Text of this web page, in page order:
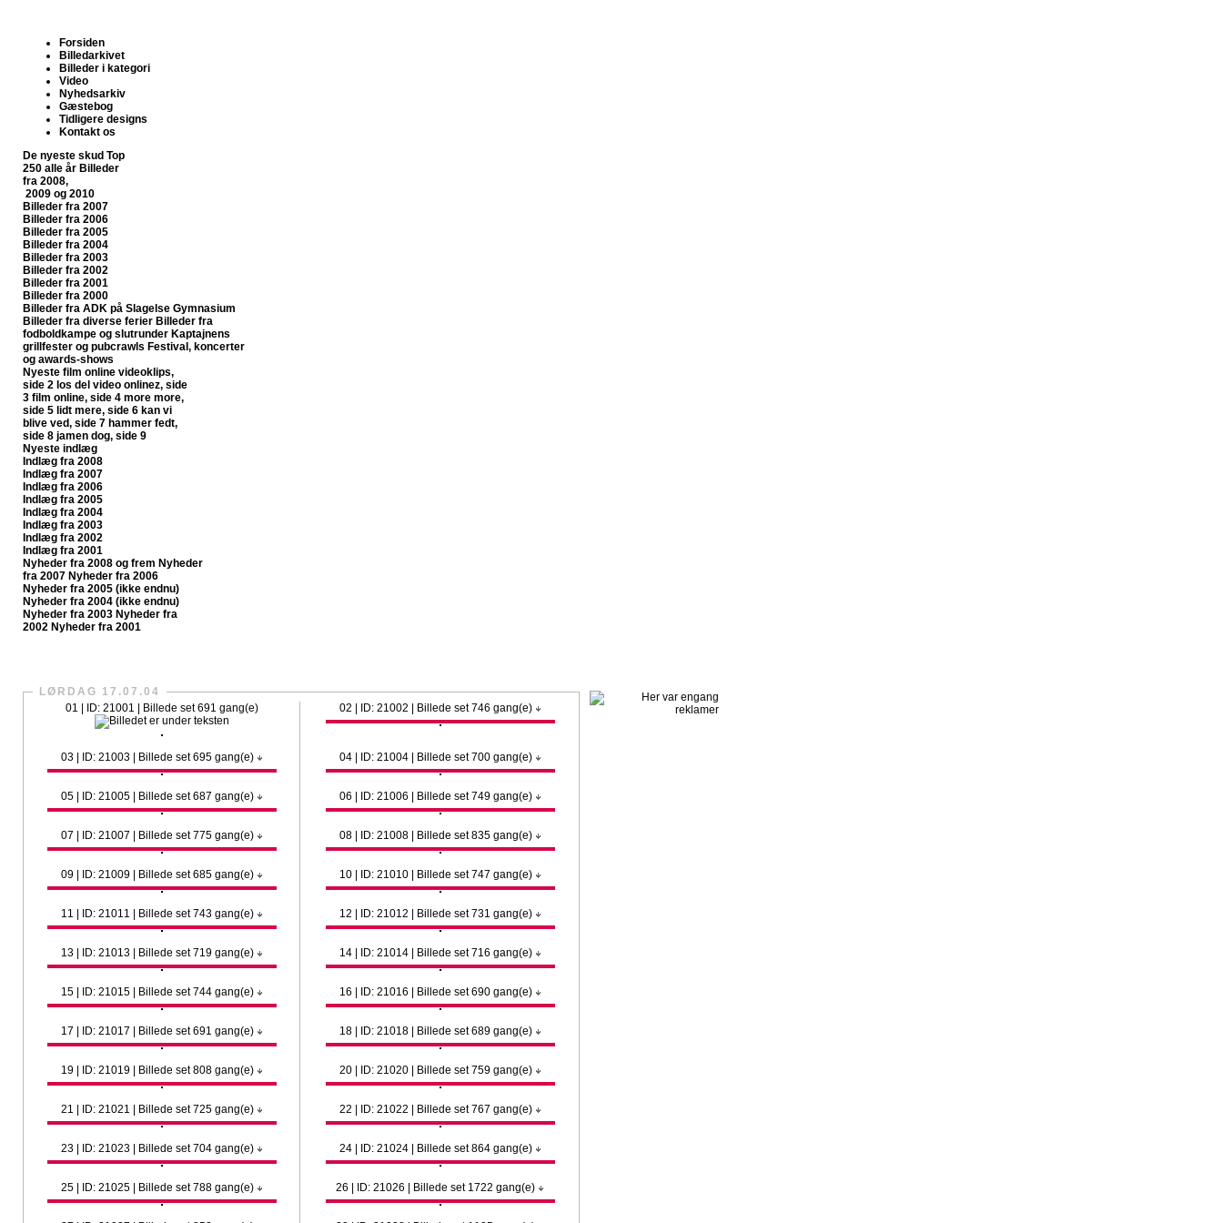
Forsiden
Billedarkivet
Billeder i kategori
Video
Nyhedsarkiv
Gæstebog
Tidligere designs
Kontakt os
De nyeste skud Top
250 alle år Billeder
fra 2008,
2009 og 2010
Billeder fra 2007
Billeder fra 2006
Billeder fra 2005
Billeder fra 2004
Billeder fra 2003
Billeder fra 2002
Billeder fra 2001
Billeder fra 2000
Billeder fra ADK på Slagelse Gymnasium
Billeder fra diverse ferier Billeder fra
fodboldkampe og slutrunder Kaptajnens
grillfester og pubcrawls Festival, koncerter
og awards-shows
Nyeste film online videoklips,
side 2 los del video onlinez, side
3 film online, side 4 more more,
side 5 lidt mere, side 6 kan vi
blive ved, side 7 hammer fedt,
side 8 jamen dog, side 9
Nyeste indlæg
Indlæg fra 2008
Indlæg fra 2007
Indlæg fra 2006
Indlæg fra 2005
Indlæg fra 2004
Indlæg fra 2003
Indlæg fra 2002
Indlæg fra 2001
Nyheder fra 2008 og frem Nyheder
fra 2007 Nyheder fra 2006
Nyheder fra 2005 (ikke endnu)
Nyheder fra 2004 (ikke endnu)
Nyheder fra 2003 Nyheder fra
2002 Nyheder fra 2001
LØRDAG 17.07.04
01 | ID: 21001 | Billede set 691 gang(e)
02 | ID: 21002 | Billede set 746 gang(e)
03 | ID: 21003 | Billede set 695 gang(e) 04 | ID: 21004 | Billede set 700 gang(e)
05 | ID: 21005 | Billede set 687 gang(e) 06 | ID: 21006 | Billede set 749 gang(e)
07 | ID: 21007 | Billede set 775 gang(e) 08 | ID: 21008 | Billede set 835 gang(e)
09 | ID: 21009 | Billede set 685 gang(e) 10 | ID: 21010 | Billede set 747 gang(e)
11 | ID: 21011 | Billede set 743 gang(e) 12 | ID: 21012 | Billede set 731 gang(e)
13 | ID: 21013 | Billede set 719 gang(e) 14 | ID: 21014 | Billede set 716 gang(e)
15 | ID: 21015 | Billede set 744 gang(e) 16 | ID: 21016 | Billede set 690 gang(e)
17 | ID: 21017 | Billede set 691 gang(e) 18 | ID: 21018 | Billede set 689 gang(e)
19 | ID: 21019 | Billede set 808 gang(e) 20 | ID: 21020 | Billede set 759 gang(e)
21 | ID: 21021 | Billede set 725 gang(e) 22 | ID: 21022 | Billede set 767 gang(e)
23 | ID: 21023 | Billede set 704 gang(e) 24 | ID: 21024 | Billede set 864 gang(e)
25 | ID: 21025 | Billede set 788 gang(e) 26 | ID: 21026 | Billede set 1722 gang(e)